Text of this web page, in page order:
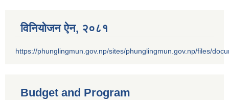
विनियोजन ऐन‚ २०८१
https://phunglingmun.gov.np/sites/phunglingmun.gov.np/files/
Budget and Program